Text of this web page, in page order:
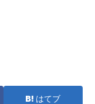
はてブ